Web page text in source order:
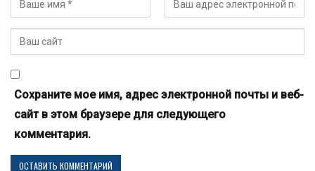
Сохраните мое имя, адрес электронной почты и веб-
сайт в этом браузере для следующего
комментария.